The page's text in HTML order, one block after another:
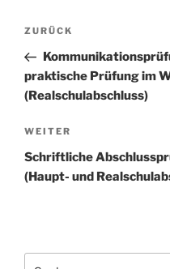
Beitragsnavigation
Vorheriger
Beitrag
ZURÜCK
praktische Prüfung im
(Realschulabschluss)
Nächster
Beitrag
WEITER
Schriftliche
(Haupt- und